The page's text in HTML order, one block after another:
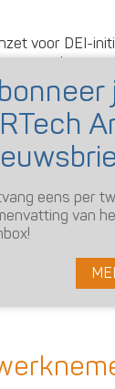
voor DEI-
van
Maar
om
van de
en
Ze
Een
in de VS daagt
diversiteit,
geheel van
is het aan
eens per
van